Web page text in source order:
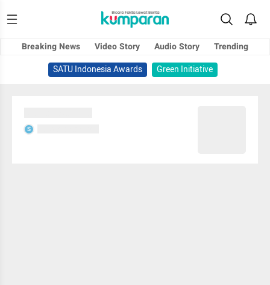
Breaking News Video Story Audio Story
Trending
SATU Indonesia Awards
Green Initiative
S